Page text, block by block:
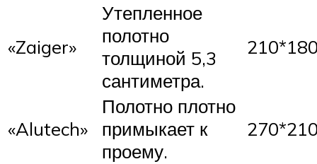
«Zaiger»
Утепленное
полотно
толщиной 5,3
сантиметра.
«Alutech»
Полотно плотно
примыкает к
проему.